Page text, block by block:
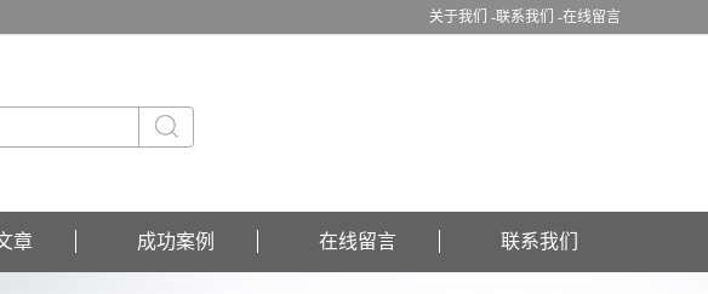
关于我们 -联系我们 -在线留言
章 成功案例 在线留言 联系我们